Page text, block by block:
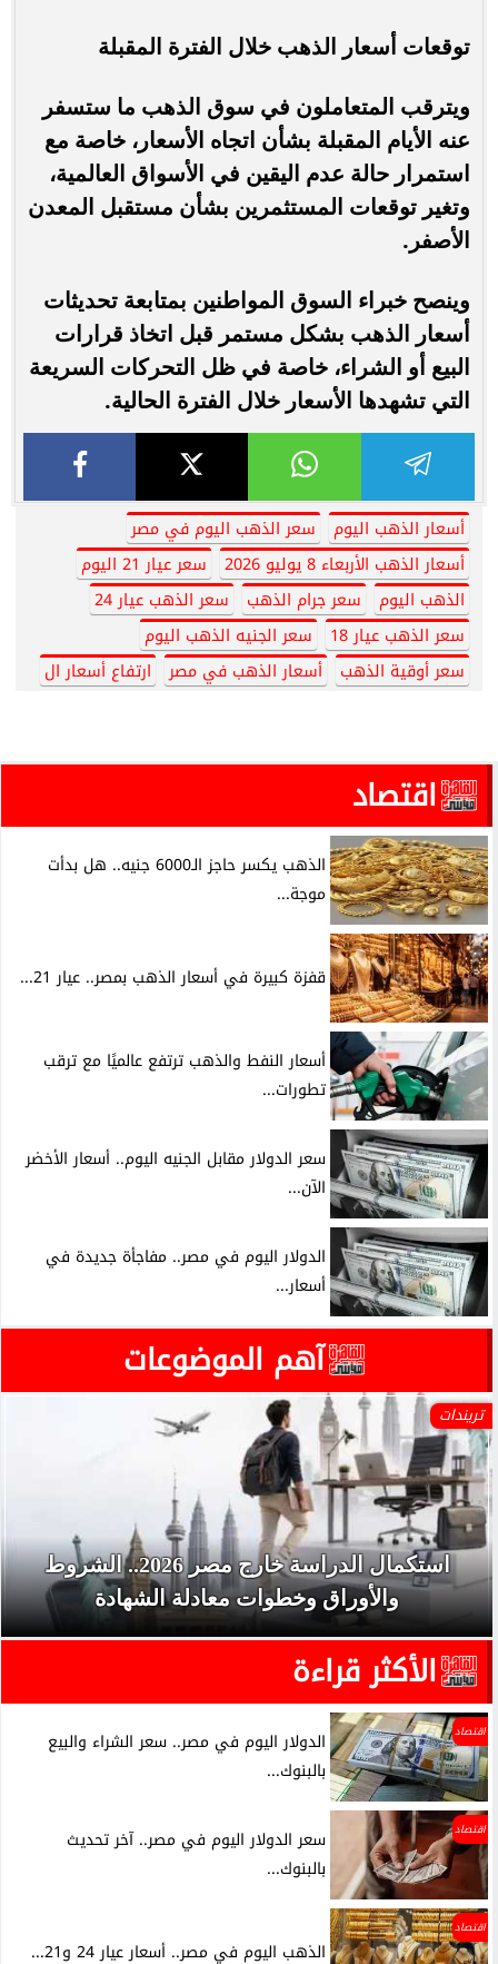
توقعات أسعار الذهب خلال الفترة المقبلة
ويترقب المتعاملون في سوق الذهب ما ستسفر
عنه الأيام المقبلة بشأن اتجاه الأسعار، خاصة مع
استمرار حالة عدم اليقين في الأسواق العالمية،
وتغير توقعات المستثمرين بشأن مستقبل المعدن
الأصفر.
وينصح خبراء السوق المواطنين بمتابعة تحديثات
أسعار الذهب بشكل مستمر قبل اتخاذ قرارات
البيع أو الشراء، خاصة في ظل التحركات السريعة
التي تشهدها الأسعار خلال الفترة الحالية.
أسعار الذهب اليوم
سعر الذهب اليوم في مصر
أسعار الذهب الأربعاء 8 يوليو 2026
سعر عيار 21 اليوم
الذهب اليوم
سعر جرام الذهب
سعر الذهب عيار 24
سعر الذهب عيار 18
سعر الجنيه الذهب اليوم
سعر أوقية الذهب
أسعار الذهب في مصر ارتفاع أسعار ال
اقتصاد
الذهب يكسر حاجز الـ6000 جنيه.. هل بدأت
موجة...
قفزة كبيرة في أسعار الذهب بمصر.. عيار 21...
أسعار النفط والذهب ترتفع عالميًا مع ترقب
تطورات...
سعر الدولار مقابل الجنيه اليوم.. أسعار الأخضر
الآن...
الدولار اليوم في مصر.. مفاجأة جديدة في
أسعار...
آهم الموضوعات
تريندات
استكمال الدراسة خارج مصر 2026.. الشروط
والأوراق وخطوات معادلة الشهادة
الأكثر قراءة
اقتصاد
الدولار اليوم في مصر.. سعر الشراء والبيع
بالبنوك...
اقتصاد
سعر الدولار اليوم في مصر.. آخر تحديث
بالبنوك...
اقتصاد
الذهب اليوم في مصر.. أسعار عيار 24 و21...